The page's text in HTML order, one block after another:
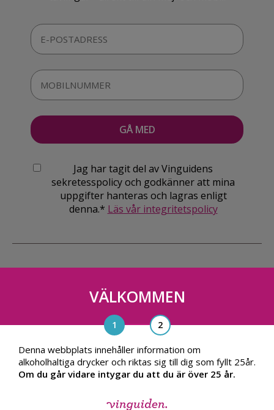
Jag har tagit del av Vinguidens
sekretesspolicy och godkänner att mina
uppgifter hanteras och lagras enligt
denna.* Läs vår integritetspolicy
Vinguiden Nordic AB
Blasieholmsgatan 4A, 111 48, Stockholm
info@vinguiden.com
VÄLKOMMEN
Denna webbplats innehåller information om
alkoholhaltiga drycker och riktas sig till dig som fyllt 25år.
Om du går vidare intygar du att du är över 25 år.